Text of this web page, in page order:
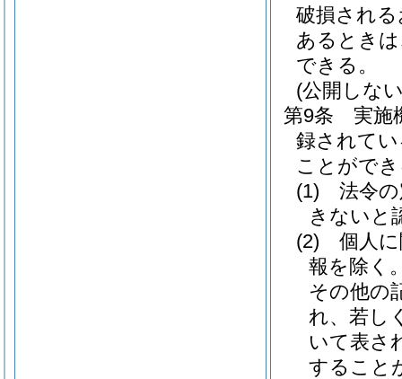
破損され
あるとき
できる。
(公開しな
第9条
実施
録されて
ことがで
(1)
法令
きないと
(2)
個人
報を除く
その他の
れ、若し
いて表さ
すること